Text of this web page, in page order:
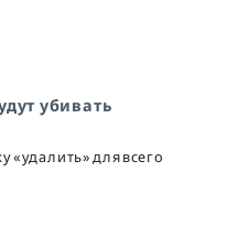
убивать
для всего